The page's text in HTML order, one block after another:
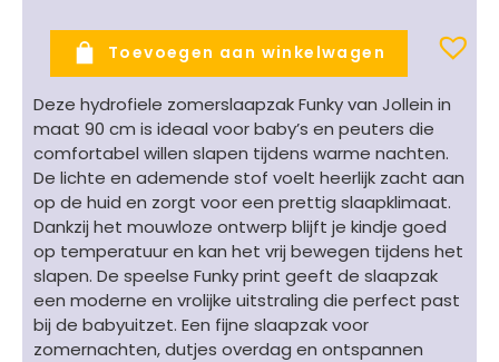
slaapzak
hydrofiel
Biscuit
90
cm
-
bladerenprint
ivoor/lichtbruin
aantal
Toevoegen aan winkelwagen
Deze hydrofiele zomerslaapzak Funky van Jollein in
maat 90 cm is ideaal voor baby’s en peuters die
comfortabel willen slapen tijdens warme nachten.
De lichte en ademende stof voelt heerlijk zacht aan
op de huid en zorgt voor een prettig slaapklimaat.
Dankzij het mouwloze ontwerp blijft je kindje goed
op temperatuur en kan het vrij bewegen tijdens het
slapen. De speelse Funky print geeft de slaapzak
een moderne en vrolijke uitstraling die perfect past
bij de babyuitzet. Een fijne slaapzak voor
zomernachten, dutjes overdag en ontspannen